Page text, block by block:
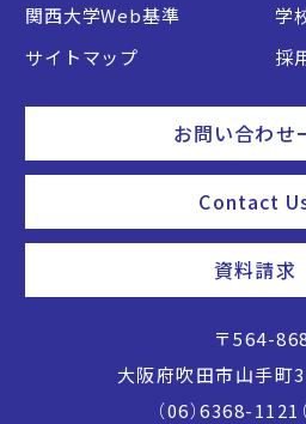
関西大学Web基準
学
サイトマップ
採
お問い合わせ
Contact
資料請求
〒564-
大阪府吹田市山手町
（06）6368-1121